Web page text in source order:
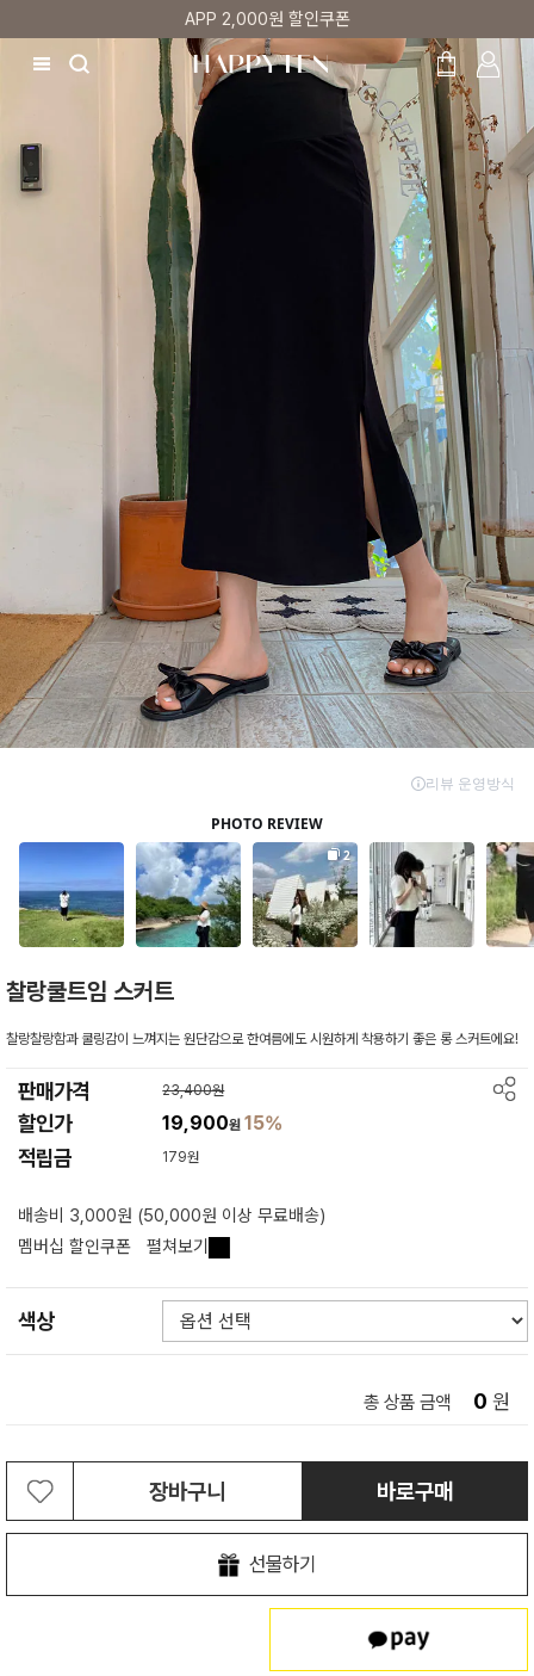
첫 구매 5% 감사쿠폰
찰랑쿨트임 스커트
찰랑찰랑함과 쿨링감이 느껴지는 원단감으로 한여름에도 시원하게 착용하기 좋은 롱 스커트에요!
판매가격 23,400원
할인가 19,900원15%
적립금 179원
배송비 3,000원 (50,000원 이상 무료배송)
멤버십 할인쿠폰
펼쳐보기
색상
총 상품 금액 0 원
장바구니 바로구매
선물하기